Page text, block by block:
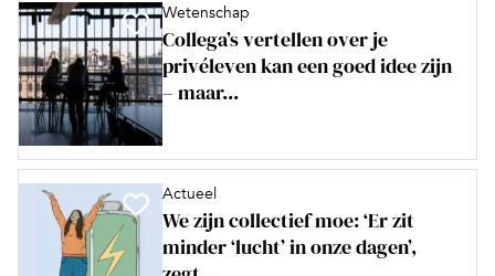
Wetenschap
Collega’s vertellen over je
privéleven kan een goed idee zijn
– maar...
Actueel
We zijn collectief moe: ‘Er zit
minder ‘lucht’ in onze dagen’,